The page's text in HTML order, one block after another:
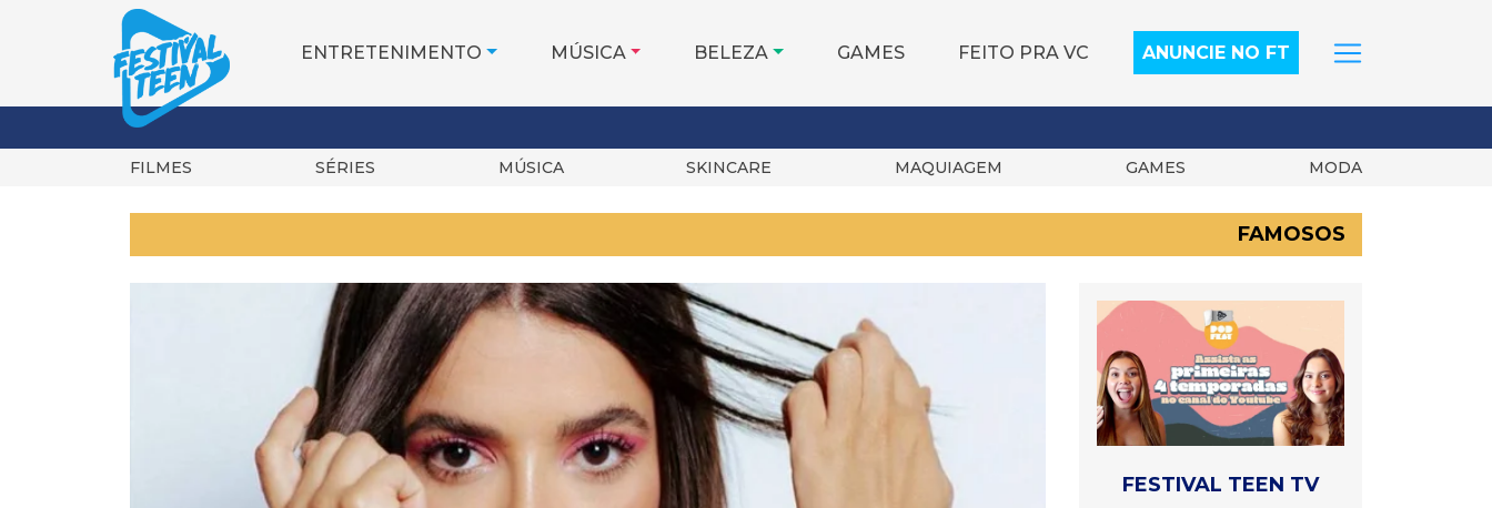
ENTRETENIMENTO MÚSICA BELEZA GAMES FEITO PRA VC ANUNCIE NO FT
FILMES SÉRIES MÚSICA SKINCARE MAQUIAGEM GAMES MODA
FAMOSOS
FESTIVAL TEEN TV